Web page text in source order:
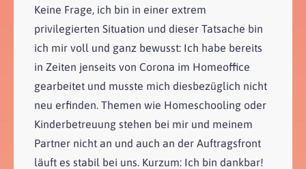
Keine Frage, ich bin in einer extrem
privilegierten Situation und dieser Tatsache bin
ich mir voll und ganz bewusst: Ich habe bereits
in Zeiten jenseits von Corona im Homeoffice
gearbeitet und musste mich diesbezüglich nicht
neu erfinden. Themen wie Homeschooling oder
Kinderbetreuung stehen bei mir und meinem
Partner nicht an und auch an der Auftragsfront
läuft es stabil bei uns. Kurzum: Ich bin dankbar!